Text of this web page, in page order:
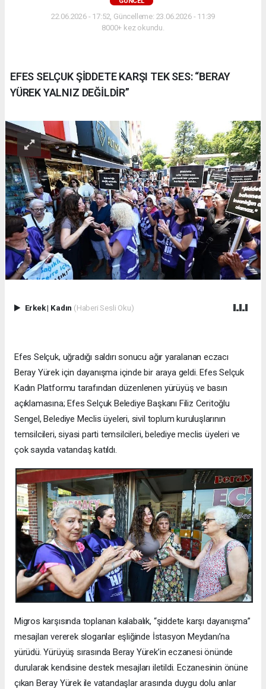
22.06.2026 - 17:52, Güncelleme: 23.06.2026 - 11:39
8000+ kez okundu.
EFES SELÇUK ŞİDDETE KARŞI TEK SES: “BERAY
YÜREK YALNIZ DEĞİLDİR”
Erkek| Kadın (Haberi Sesli Oku)
Efes Selçuk, uğradığı saldırı sonucu ağır yaralanan eczacı
Beray Yürek için dayanışma içinde bir araya geldi. Efes Selçuk
Kadın Platformu tarafından düzenlenen yürüyüş ve basın
açıklamasına; Efes Selçuk Belediye Başkanı Filiz Ceritoğlu
Sengel, Belediye Meclis üyeleri, sivil toplum kuruluşlarının
temsilcileri, siyasi parti temsilcileri, belediye meclis üyeleri ve
çok sayıda vatandaş katıldı.
Migros karşısında toplanan kalabalık, “şiddete karşı dayanışma”
mesajları vererek sloganlar eşliğinde İstasyon Meydanı’na
yürüdü. Yürüyüş sırasında Beray Yürek’in eczanesi önünde
durularak kendisine destek mesajları iletildi. Eczanesinin önüne
çıkan Beray Yürek ile vatandaşlar arasında duygu dolu anlar